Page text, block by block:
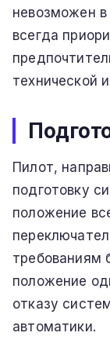
невозможен в
всегда
технической
Пилот,
подготовку
положение
требованиям
положение
отказу
автоматики.